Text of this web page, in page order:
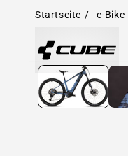
Startseite e-Bike
Medien in Modal öffnen